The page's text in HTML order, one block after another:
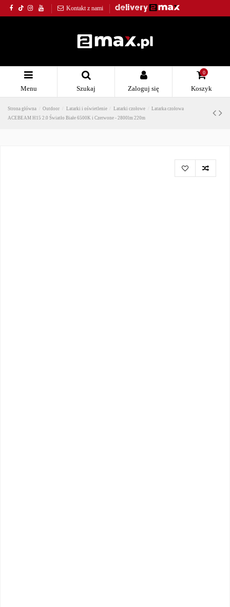
Kontakt z nami
Menu Szukaj Zaloguj się
0
Koszyk
Strona główna Outdoor Latarki i oświetlenie Latarki czołowe
Latarka czołowa
ACEBEAM H15 2.0 Światło Białe 6500K i Czerwone - 2800lm 220m